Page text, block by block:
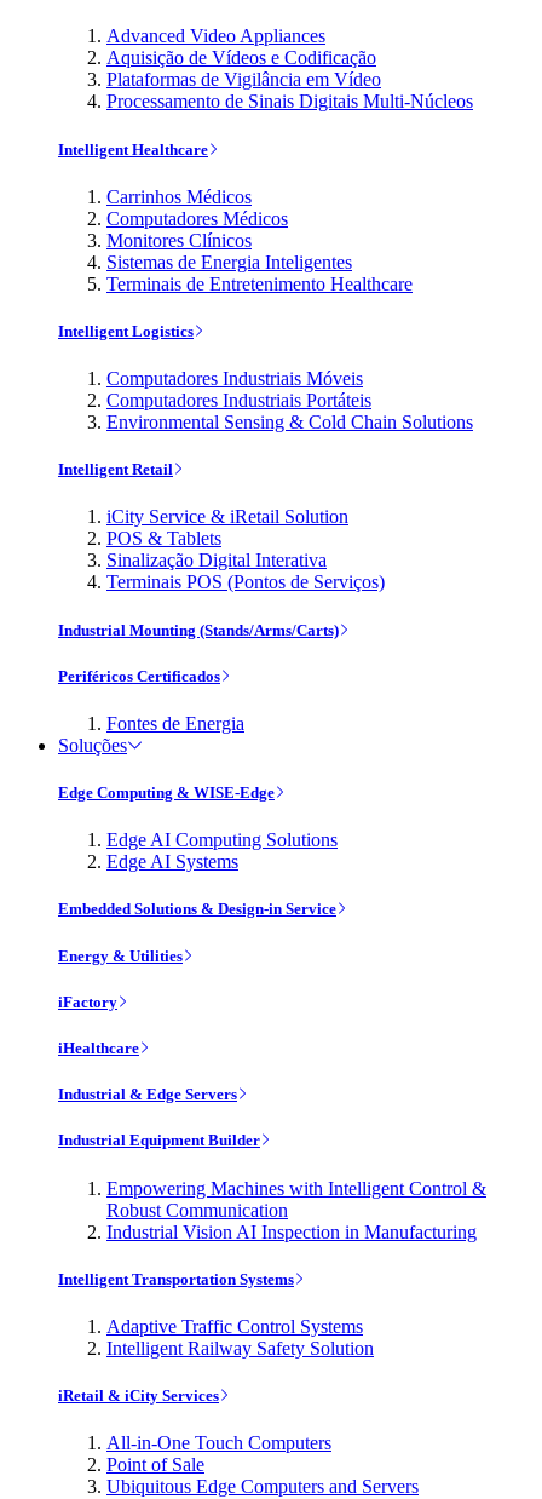
Advanced Video Appliances
Aquisição de Vídeos e Codificação
Plataformas de Vigilância em Vídeo
Processamento de Sinais Digitais Multi-Núcleos
Intelligent Healthcare
Carrinhos Médicos
Computadores Médicos
Monitores Clínicos
Sistemas de Energia Inteligentes
Terminais de Entretenimento Healthcare
Intelligent Logistics
Computadores Industriais Móveis
Computadores Industriais Portáteis
Environmental Sensing & Cold Chain Solutions
Intelligent Retail
iCity Service & iRetail Solution
POS & Tablets
Sinalização Digital Interativa
Terminais POS (Pontos de Serviços)
Industrial Mounting (Stands/Arms/Carts)
Periféricos Certificados
Fontes de Energia
Soluções
Edge Computing & WISE-Edge
Edge AI Computing Solutions
Edge AI Systems
Embedded Solutions & Design-in Service
Energy & Utilities
iFactory
iHealthcare
Industrial & Edge Servers
Industrial Equipment Builder
Empowering Machines with Intelligent Control &
Robust Communication
Industrial Vision AI Inspection in Manufacturing
Intelligent Transportation Systems
Adaptive Traffic Control Systems
Intelligent Railway Safety Solution
iRetail & iCity Services
All-in-One Touch Computers
Point of Sale
Ubiquitous Edge Computers and Servers